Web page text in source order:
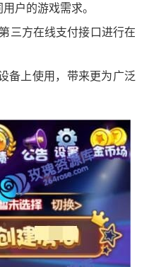
户的游戏需求。
三方在线支付接口进行在
备上使用，带来更为广泛